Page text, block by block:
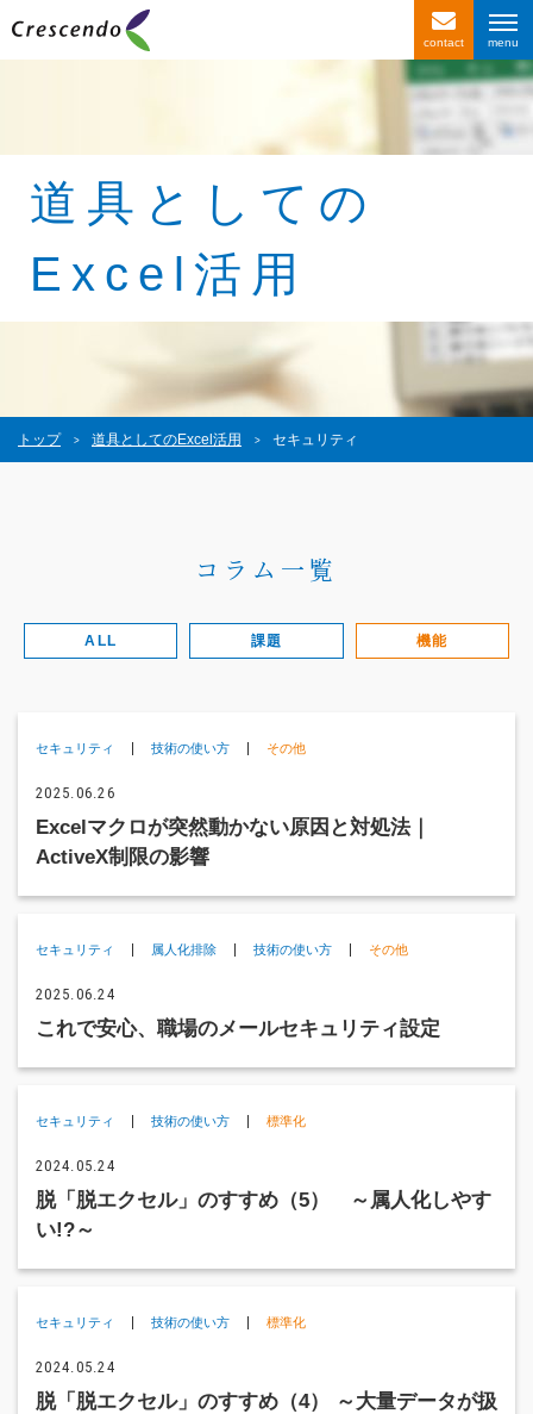
お客様の声
〒116-0013
東京都荒川区西日暮里4-1-2
西日暮里ACビル2F
土日祝日・お盆・年末年始を除く
contact
道具としての
Excel活用
トップ 道具としてのExcel活用 セキュリティ
コラム一覧
ALL 課題
失敗に学ぶ
機能
セキュリティ
技術の使い方 その他
2025.06.26
Excelマクロが突然動かない原因と対処法｜
ActiveX制限の影響
セキュリティ 属人化排除 技術の使い方 その他
2025.06.24
これで安心、職場のメールセキュリティ設定
セキュリティ 技術の使い方 標準化
2024.05.24
脱「脱エクセル」のすすめ（5） ～属人化しやす
い!?～
セキュリティ 技術の使い方 標準化
2024.05.24
脱「脱エクセル」のすすめ（4） ～大量データが扱